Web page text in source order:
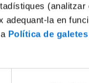
adequant-la en
Política de